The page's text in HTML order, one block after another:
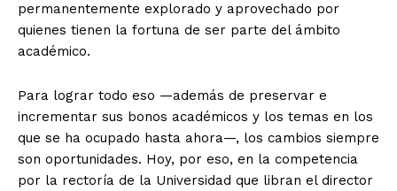
permanentemente explorado y aprovechado por
quienes tienen la fortuna de ser parte del ámbito
académico.
Para lograr todo eso —además de preservar e
incrementar sus bonos académicos y los temas en los
que se ha ocupado hasta ahora—, los cambios siempre
son oportunidades. Hoy, por eso, en la competencia
por la rectoría de la Universidad que libran el director